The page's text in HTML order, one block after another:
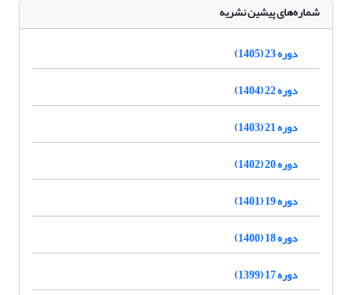
شماره‌های پیشین نشریه
دوره 23 (1405)
دوره 22 (1404)
دوره 21 (1403)
دوره 20 (1402)
دوره 19 (1401)
دوره 18 (1400)
دوره 17 (1399)